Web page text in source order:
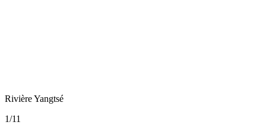
Rivière Yangtsé
1/11